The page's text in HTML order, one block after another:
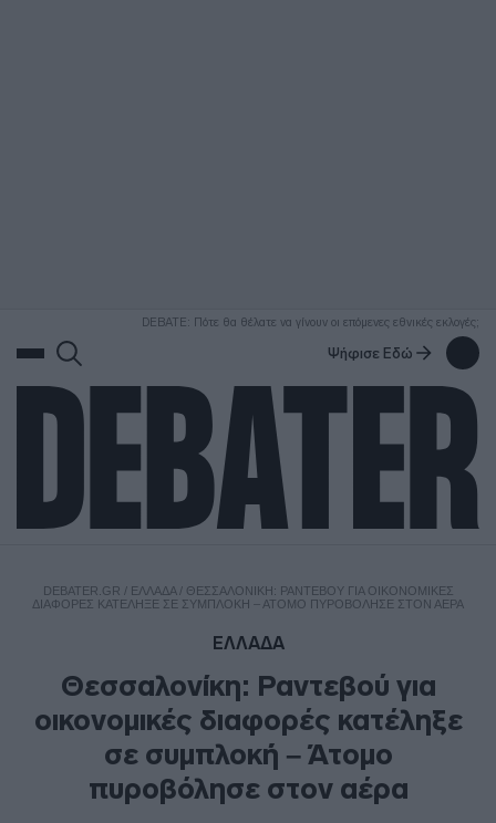
DEBATE: Πότε θα θέλατε να γίνουν οι επόμενες εθνικές εκλογές;
Ψήφισε Εδώ
DEBATER.GR / ΕΛΛΑΔΑ/ ΘΕΣΣΑΛΟΝΊΚΗ: ΡΑΝΤΕΒΟΎ ΓΙΑ ΟΙΚΟΝΟΜΙΚΈΣ
ΔΙΑΦΟΡΈΣ ΚΑΤΈΛΗΞΕ ΣΕ ΣΥΜΠΛΟΚΉ – ΆΤΟΜΟ ΠΥΡΟΒΌΛΗΣΕ ΣΤΟΝ ΑΈΡΑ
ΕΛΛΑΔΑ
Θεσσαλονίκη: Ραντεβού για
οικονομικές διαφορές κατέληξε
σε συμπλοκή – Άτομο
πυροβόλησε στον αέρα